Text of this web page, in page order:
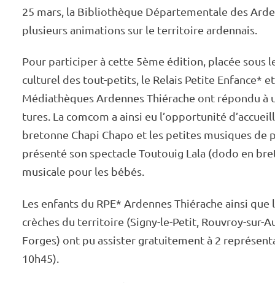
25 mars, la Biblio­­thèque Dépar­­te­­men­­tale des
plusieurs anima­­tions sur le terri­­toire arden­­nais.
Pour parti­­ci­­per à cette 5ème édition, placée sous
cultu­­rel des tout-petits, le Relais Petite Enfan­­ce* et
Média­­thèques Ardennes Thié­­rache ont répondu à
tures. La comcom a ainsi eu l’op­por­­tu­­nité
bretonne Chapi Chapo et les petites musiques de
présenté son spec­­tacle Toutouig Lala (dodo en
musi­­cale pour les bébés.
Les enfants du RPE* Ardennes Thié­­rache ainsi que
crèches du terri­­toire (Signy-le-Petit, Rouvroy-sur-
Forges) ont pu assis­­ter gratui­­te­­ment à 2
10h45).